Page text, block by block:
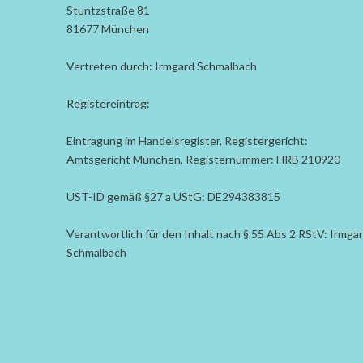
Stuntzstraße 81
81677 München
Vertreten durch: Irmgard Schmalbach
Registereintrag:
Eintragung im Handelsregister, Registergericht:
Amtsgericht München, Registernummer: HRB 210920
UST-ID gemäß §27 a UStG: DE294383815
Verantwortlich für den Inhalt nach § 55 Abs 2 RStV:
Schmalbach